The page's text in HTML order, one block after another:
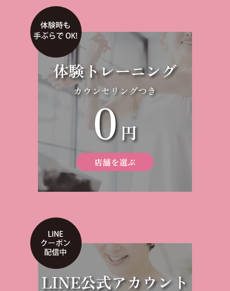
体験トレーニング
カウンセリングつき
0円
店舗を選ぶ
LINE公式アカウント